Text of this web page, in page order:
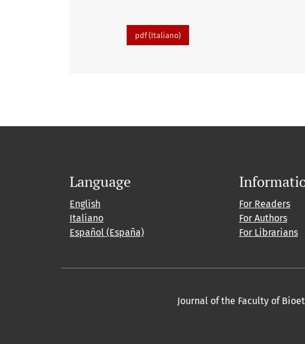
pdf (Italiano)
Language
English
Italiano
Español (España)
For Readers
For Authors
For Librarians
Journal of the Faculty of